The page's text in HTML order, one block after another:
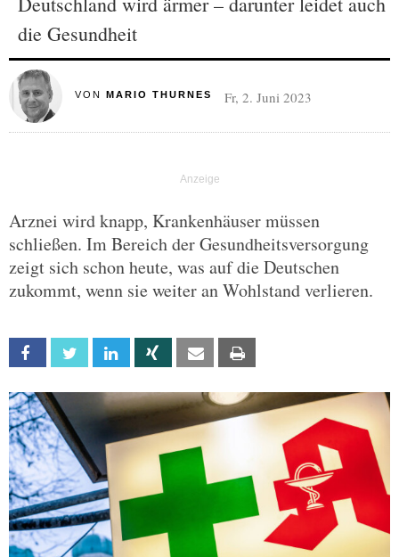
die Gesundheit
VON MARIO THURNES Fr, 2. Juni 2023
Arznei wird knapp, Krankenhäuser müssen
schließen. Im Bereich der Gesundheitsversorgung
zeigt sich schon heute, was auf die Deutschen
zukommt, wenn sie weiter an Wohlstand verlieren.
Facebook Twitter Linkedin Xing Email